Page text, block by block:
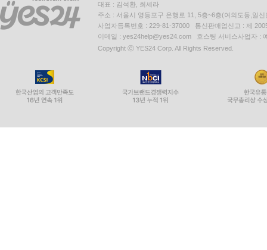
대표 : 김석환, 최세라
주소 : 서울시 영등포구 은행로 11, 5층~6층(여의도동,일신
사업자등록번호 : 229-81-37000 통신판매업신고 : 제
이메일 : yes24help@yes24.com 호스팅 서비스사업자 :
Copyright ⓒ YES24 Corp. All Rights Reserved.